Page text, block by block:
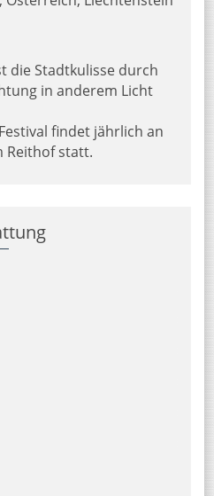
die Stadtkulisse durch
in anderem Licht
findet jährlich an
Reithof statt.